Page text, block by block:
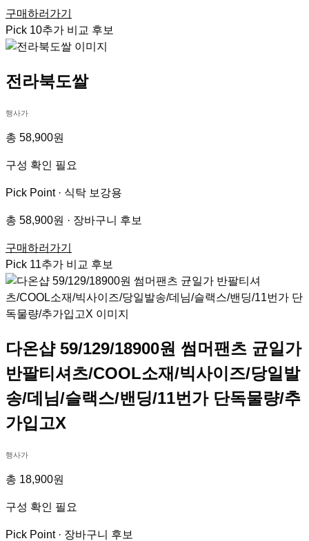
구매하러가기
Pick 10추가 비교 후보
전라북도쌀
행사가
총 58,900원
구성 확인 필요
Pick Point · 식탁 보강용
총 58,900원 · 장바구니 후보
구매하러가기
Pick 11추가 비교 후보
다온샵 59/129/18900원 썸머팬츠 균일가
반팔티셔츠/COOL소재/빅사이즈/당일발
송/데님/슬랙스/밴딩/11번가 단독물량/추
가입고X
행사가
총 18,900원
구성 확인 필요
Pick Point · 장바구니 후보